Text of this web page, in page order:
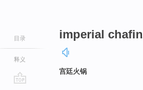
目录
释义
imperial
宫廷火锅